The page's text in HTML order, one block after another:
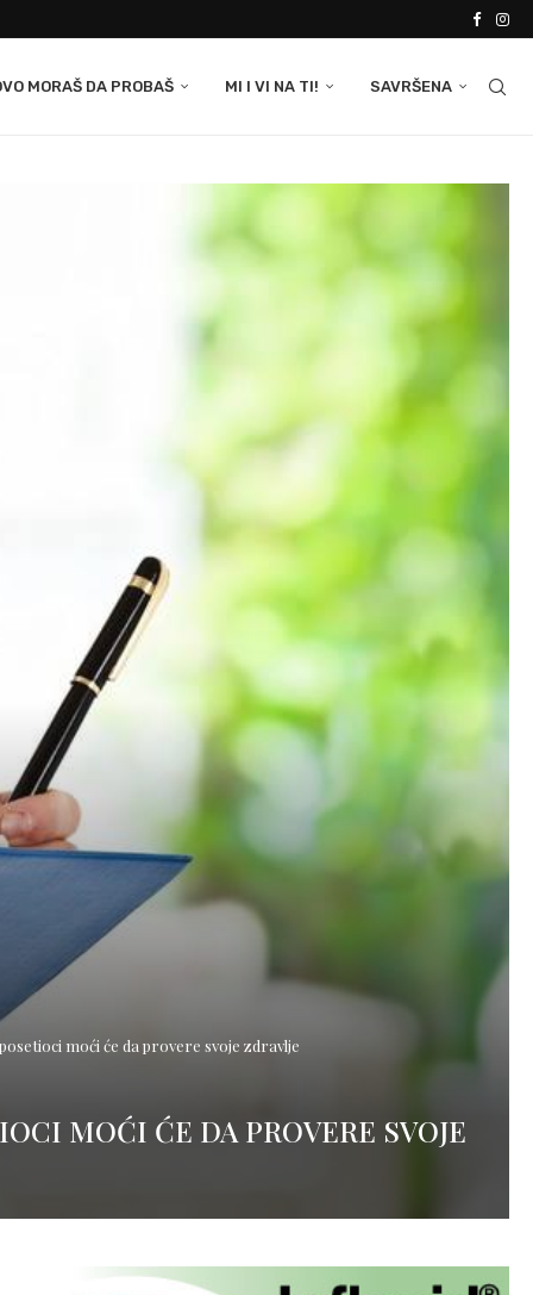
MORAŠ DA PROBAŠ MI I VI NA TI! SAVRŠENA
moći će da provere svoje zdravlje
MOĆI ĆE DA PROVERE SVOJE